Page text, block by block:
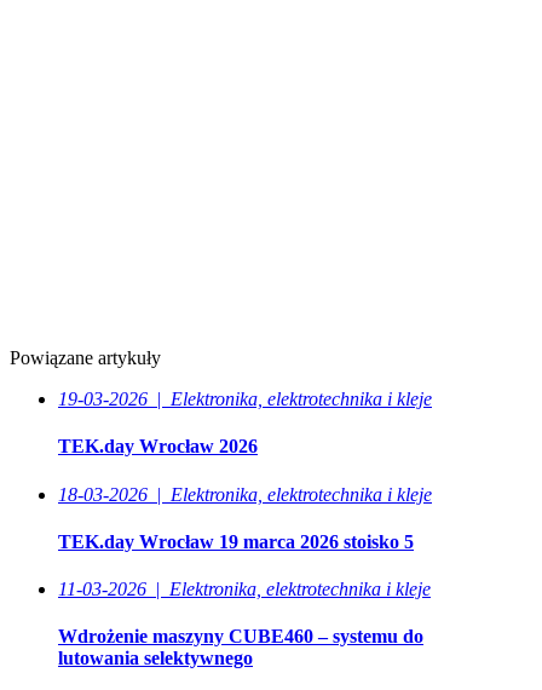
Powiązane artykuły
19-03-2026 | Elektronika, elektrotechnika i kleje
TEK.day Wrocław 2026
18-03-2026 | Elektronika, elektrotechnika i kleje
TEK.day Wrocław 19 marca 2026 stoisko 5
11-03-2026 | Elektronika, elektrotechnika i kleje
Wdrożenie maszyny CUBE460 – systemu do
lutowania selektywnego